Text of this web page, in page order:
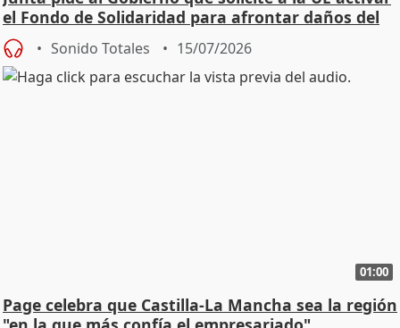
el Fondo de Solidaridad para afrontar daños del
Sonido Totales 15/07/2026
01:00
Page celebra que Castilla-La Mancha sea la región